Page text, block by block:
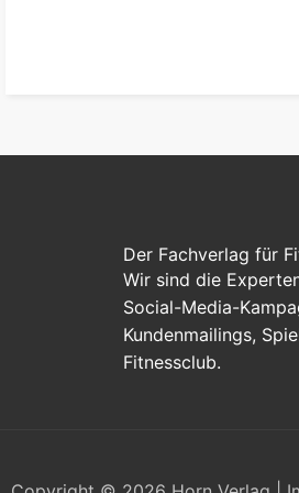
Der Fachverlag für
Wir sind die
Social-Media-
Kundenmailings,
Fitnessclub.